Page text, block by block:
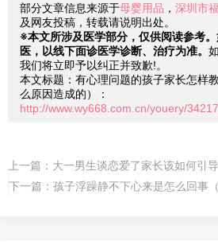
部分文章信息来源于母婴用品 ， 深圳市
及网友投稿，转载请说明出处。
※本文所涉及医学部分，仅供阅读参考
医，以线下面诊医学诊断、治疗为准。
我们将立即予以纠正并致歉!。
本文标题：有心理问题的孩子家长怎样
么原因造成的）：
http://www.wy668.com.cn/youery/
上一篇： 大一男生谈恋爱了家长该如何引
下一篇： 孩子浮躁静不下心来是怎么回事